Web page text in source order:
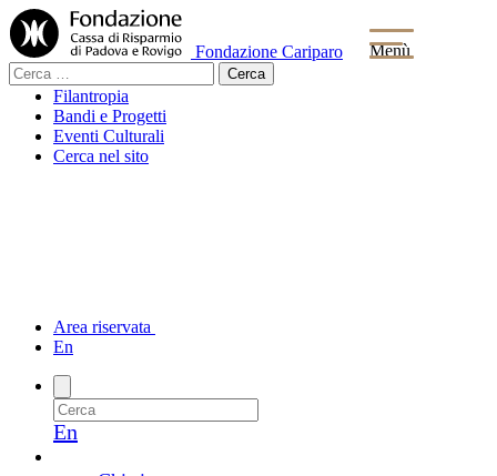
Fondazione Cariparo
Ricerca
per:
Filantropia
Bandi e Progetti
Eventi Culturali
Cerca nel sito
Area riservata
En
Menù
En